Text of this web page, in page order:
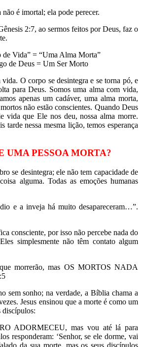
é imortal; ela pode perecer.
2:7, ao sermos feitos por Deus, faz o
de Vida” = “Uma Alma Morta”
de Deus = Um Ser Morto
vida. O corpo se desintegra e se torna pó, e
para Deus. Somos uma alma com vida,
apenas um cadáver, uma alma morta,
não estão conscientes. Quando Deus
vida que Ele nos deu, nossa alma morre.
tarde nessa mesma lição, temos esperança
UMA PESSOA MORTA?
se desintegra; ele não tem capacidade de
alguma. Todas as emoções humanas
e a inveja há muito desapareceram…”.
consciente, por isso não percebe nada do
simplesmente não têm contato algum
morrerão, mas OS MORTOS NADA
sem sonho; na verdade, a Bíblia chama a
Jesus ensinou que a morte é como um
discípulos:
ADORMECEU, mas vou até lá para
responderam: ‘Senhor, se ele dorme, vai
da sua morte, mas os seus discípulos